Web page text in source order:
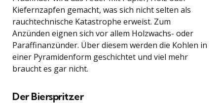
Kiefernzapfen gemacht, was sich nicht selten als
rauchtechnische Katastrophe erweist. Zum
Anzünden eignen sich vor allem Holzwachs- oder
Paraffinanzünder. Über diesem werden die Kohlen in
einer Pyramidenform geschichtet und viel mehr
braucht es gar nicht.
Der Bierspritzer